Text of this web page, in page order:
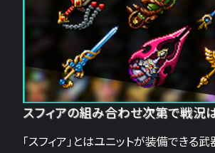
スフィアの組み合わせ次第で戦況
「スフィア」とはユニットが装備できる